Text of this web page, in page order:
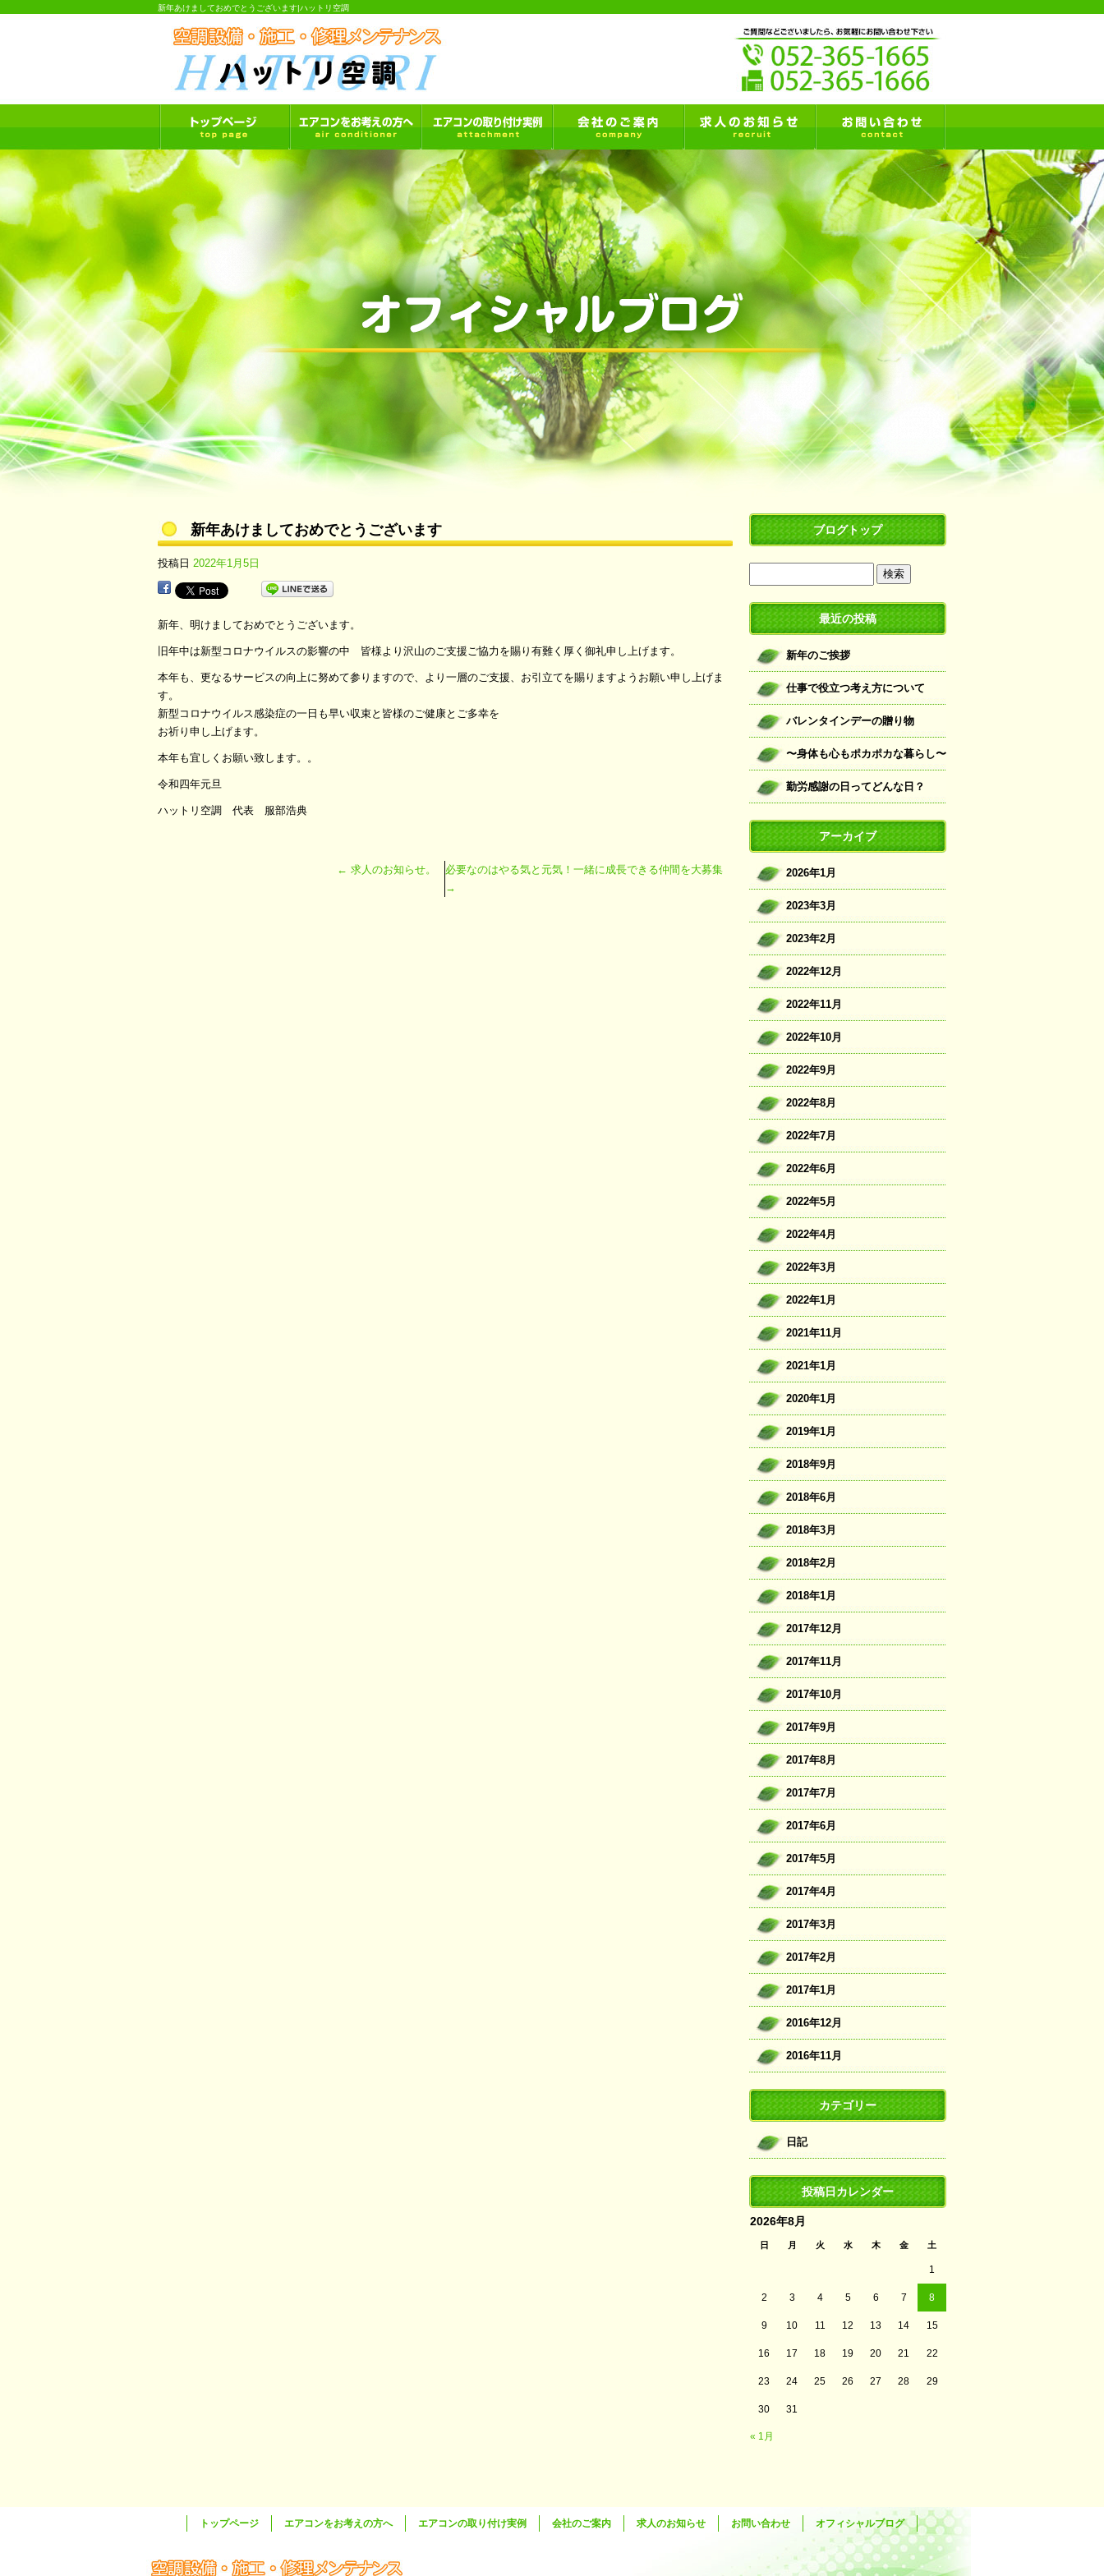
新年あけましておめでとうございます|ハットリ空調
新年あけましておめでとうございます
投稿日 2022年1月5日
新年、明けましておめでとうございます。
旧年中は新型コロナウイルスの影響の中 皆様より沢山のご支援ご協力を賜り有難く厚く御礼申し上げます。
本年も、更なるサービスの向上に努めて参りますので、より一層のご支援、お引立てを賜りますようお願い申し上げま
す。
新型コロナウイルス感染症の一日も早い収束と皆様のご健康とご多幸を
お祈り申し上げます。
本年も宜しくお願い致します。。
令和四年元旦
ハットリ空調 代表 服部浩典
← 求人のお知らせ。
必要なのはやる気と元気！一緒に成長できる仲間を大募集
→
ブログトップ
最近の投稿
新年のご挨拶
仕事で役立つ考え方について
バレンタインデーの贈り物
〜身体も心もポカポカな暮らし〜
勤労感謝の日ってどんな日？
アーカイブ
2026年1月
2023年3月
2023年2月
2022年12月
2022年11月
2022年10月
2022年9月
2022年8月
2022年7月
2022年6月
2022年5月
2022年4月
2022年3月
2022年1月
2021年11月
2021年1月
2020年1月
2019年1月
2018年9月
2018年6月
2018年3月
2018年2月
2018年1月
2017年12月
2017年11月
2017年10月
2017年9月
2017年8月
2017年7月
2017年6月
2017年5月
2017年4月
2017年3月
2017年2月
2017年1月
2016年12月
2016年11月
カテゴリー
日記
投稿日カレンダー
2026年8月
日 月 火 水 木 金 土
« 1月
1
2 3 4 5 6 7 8
9 10 11 12 13 14 15
16 17 18 19 20 21 22
23 24 25 26 27 28 29
30 31
トップページ エアコンをお考えの方へ エアコンの取り付け実例 会社のご案内 求人のお知らせ お問い合わせ オフィシャルブログ